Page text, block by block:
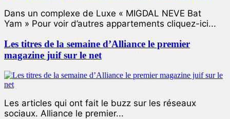
Dans un complexe de Luxe « MIGDAL NEVE Bat
Yam » Pour voir d’autres appartements cliquez-ici...
Les titres de la semaine d’Alliance le premier
magazine juif sur le net
Les articles qui ont fait le buzz sur les réseaux
sociaux. Alliance le premier...